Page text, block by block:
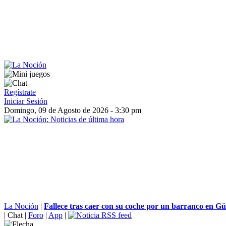
Regístrate
Iniciar Sesión
Domingo, 09 de Agosto de 2026 - 3:30 pm
La Noción | Fallece tras caer con su coche por un barranco en
| Chat | Foro | App |